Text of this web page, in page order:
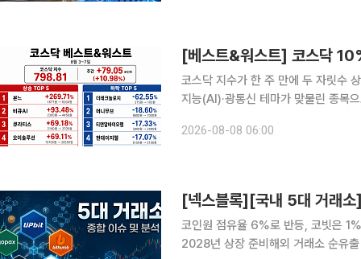
코스닥 지수가 한 주 만에 두 자릿수
지능(AI)·광통신 테마가 맞물린 종목
코스닥 지수는 전주 대비 79.05포인
2026-08-08 06:00
코인원 점유율 6%로 반등, 코빗은
2028년 상장 준비해외 거래소 순유출